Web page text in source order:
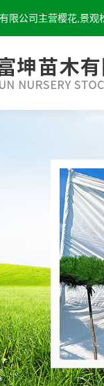
限公司主营樱花,景